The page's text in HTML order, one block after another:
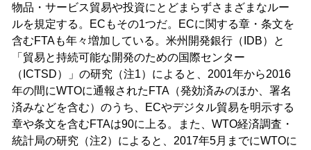
物品・サービス貿易や投資にとどまらずさまざまなルー
ルを規定する。ECもその1つだ。ECに関する章・条文を
含むFTAも年々増加している。米州開発銀行（IDB）と
「貿易と持続可能な開発のための国際センター
（ICTSD）」の研究（注1）によると、2001年から2016
年の間にWTOに通報されたFTA（発効済みのほか、署名
済みなどを含む）のうち、ECやデジタル貿易を明示する
章や条文を含むFTAは90に上る。また、WTO経済調査・
統計局の研究（注2）によると、2017年5月までにWTOに